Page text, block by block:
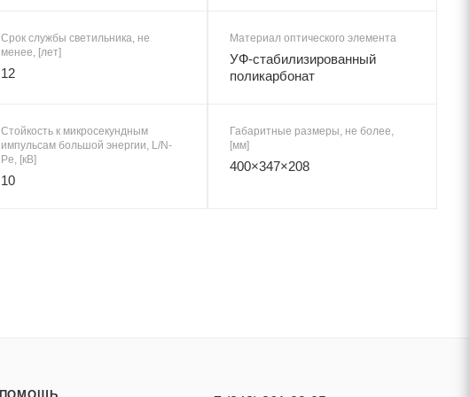
Срок службы светильника, не
менее, [лет]
12
Материал оптического элемента
УФ-стабилизированный
поликарбонат
Стойкость к микросекундным
импульсам большой энергии, L/N-
Pe, [кВ]
10
Габаритные размеры, не более,
[мм]
400×347×208